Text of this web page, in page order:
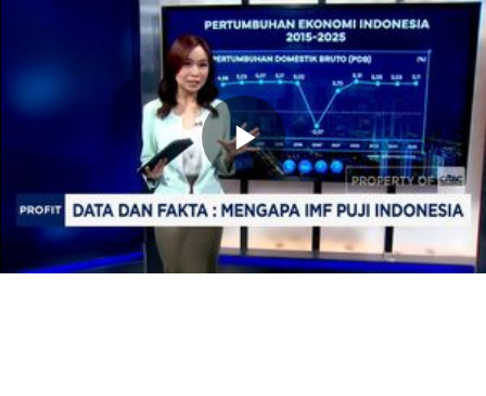
Memutarkan
Video